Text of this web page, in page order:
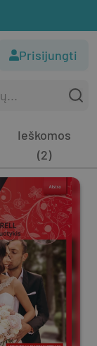
Prisijungti
Ieškomos
(2)